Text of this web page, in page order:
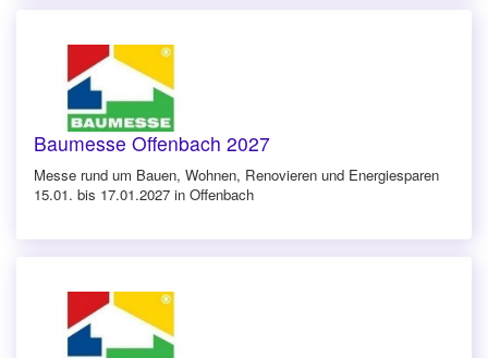
Baumesse Offenbach 2027
Messe rund um Bauen, Wohnen, Renovieren und Energiesparen
15.01. bis 17.01.2027 in Offenbach